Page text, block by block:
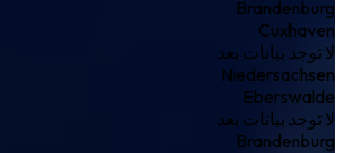
Brandenburg
Cuxhaven
لا توجد بيانات بعد
Niedersachsen
Eberswalde
لا توجد بيانات بعد
Brandenburg